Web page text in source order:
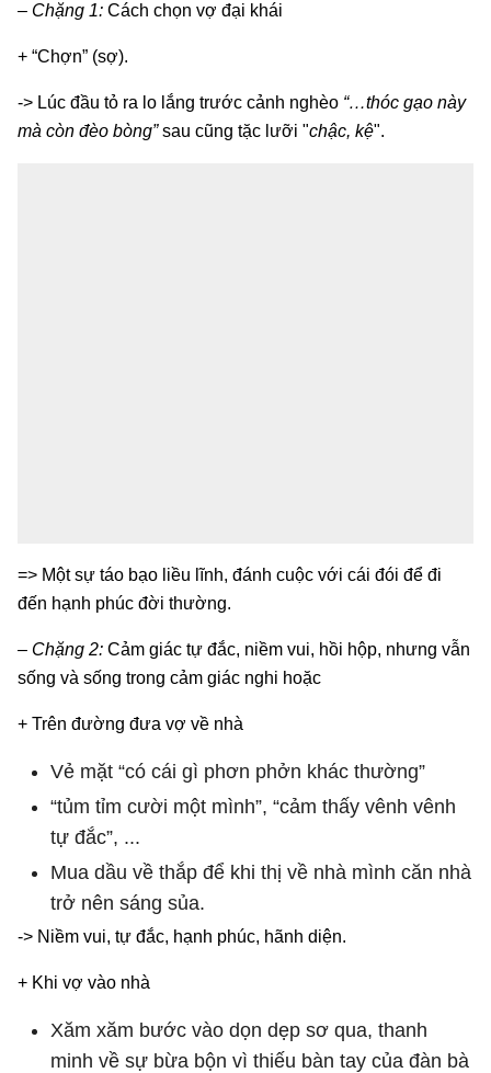
– Chặng 1: Cách chọn vợ đại khái
+ “Chợn” (sợ).
-> Lúc đầu tỏ ra lo lắng trước cảnh nghèo “…thóc gạo này
mà còn đèo bòng”sau cũng tặc lưỡi "chậc, kệ".
=> Một sự táo bạo liều lĩnh, đánh cuộc với cái đói để đi
đến hạnh phúc đời thường.
– Chặng 2: Cảm giác tự đắc, niềm vui, hồi hộp, nhưng vẫn
sống và sống trong cảm giác nghi hoặc
+ Trên đường đưa vợ về nhà
Vẻ mặt “có cái gì phơn phởn khác thường”
“tủm tỉm cười một mình”, “cảm thấy vênh vênh
tự đắc”, ...
Mua dầu về thắp để khi thị về nhà mình căn nhà
trở nên sáng sủa.
-> Niềm vui, tự đắc, hạnh phúc, hãnh diện.
+ Khi vợ vào nhà
Xăm xăm bước vào dọn dẹp sơ qua, thanh
minh về sự bừa bộn vì thiếu bàn tay của đàn bà